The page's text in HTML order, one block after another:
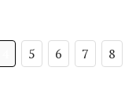
5 6 7 8